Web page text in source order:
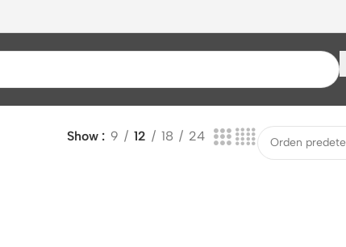
Show 9 12 18 24